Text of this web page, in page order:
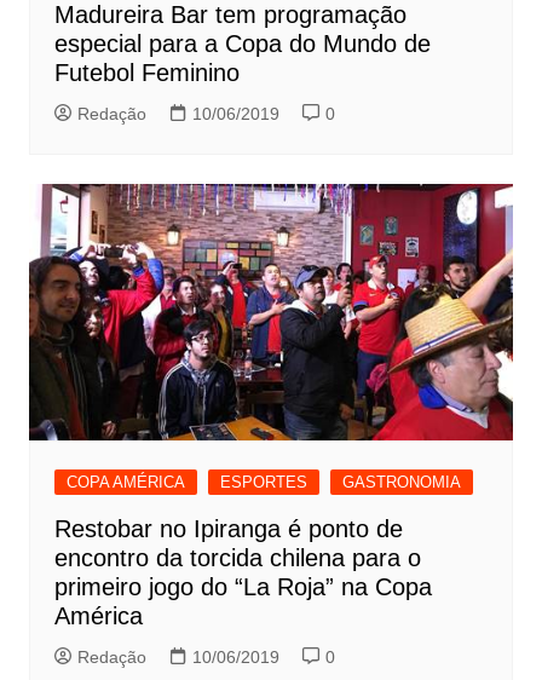
Madureira Bar tem programação
especial para a Copa do Mundo de
Futebol Feminino
Redação 10/06/2019 0
COPA AMÉRICA ESPORTES GASTRONOMIA
Restobar no Ipiranga é ponto de
encontro da torcida chilena para o
primeiro jogo do “La Roja” na Copa
América
Redação 10/06/2019 0